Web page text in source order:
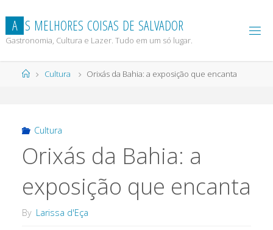
content
A S MELHORES COISAS DE SALVADOR
Gastronomia, Cultura e Lazer. Tudo em um só lugar.
HomeCultura Orixás da Bahia: a exposição que encanta
Cultura
Orixás da Bahia: a
exposição que encanta
By Larissa d'Eça